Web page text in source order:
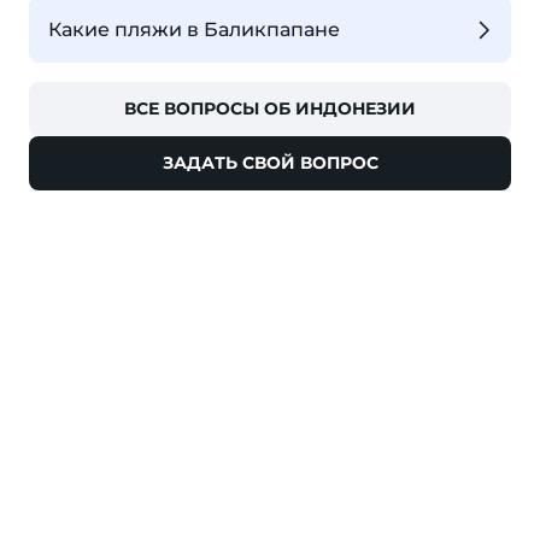
Какие пляжи в Баликпапане
ВСЕ ВОПРОСЫ ОБ ИНДОНЕЗИИ
ЗАДАТЬ СВОЙ ВОПРОС